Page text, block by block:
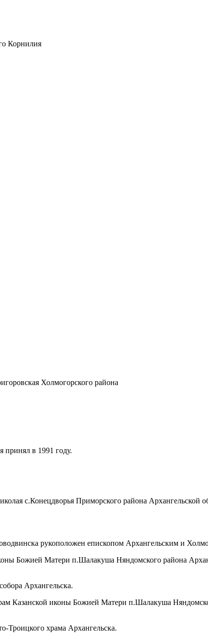
Корнилия
Холмогорского района
принял в 1991 году.
с.Конецдворья Приморского района
рукоположен епископом Архангельским и
Божией Матери п.Шалакуша Няндомского района
Архангельска.
Казанской иконы Божией Матери п.Шалакуша
Троицкого храма Архангельска.